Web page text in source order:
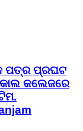
ପତ୍ର ପ୍ରଘଟ
କଲେଜରେ